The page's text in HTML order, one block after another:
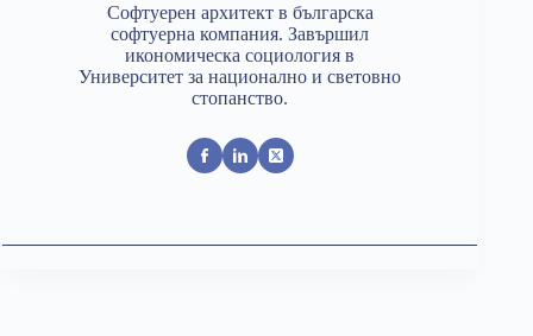
Софтуерен архитект в българска
софтуерна компания. Завършил
икономическа социология в
Университет за национално и световно
стопанство.